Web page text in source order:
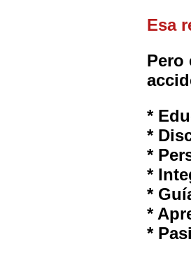
Esa
Pero
*
*
*
*
*
*
*